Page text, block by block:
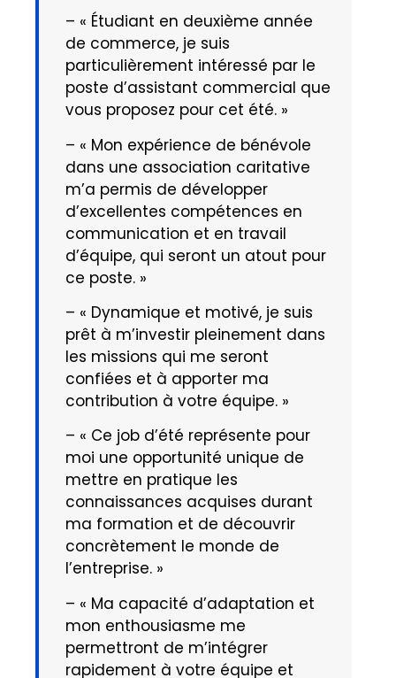
– « Étudiant en deuxième année
de commerce, je suis
particulièrement intéressé par le
poste d’assistant commercial que
vous proposez pour cet été. »
– « Mon expérience de bénévole
dans une association caritative
m’a permis de développer
d’excellentes compétences en
communication et en travail
d’équipe, qui seront un atout pour
ce poste. »
– « Dynamique et motivé, je suis
prêt à m’investir pleinement dans
les missions qui me seront
confiées et à apporter ma
contribution à votre équipe. »
– « Ce job d’été représente pour
moi une opportunité unique de
mettre en pratique les
connaissances acquises durant
ma formation et de découvrir
concrètement le monde de
l’entreprise. »
– « Ma capacité d’adaptation et
mon enthousiasme me
permettront de m’intégrer
rapidement à votre équipe et